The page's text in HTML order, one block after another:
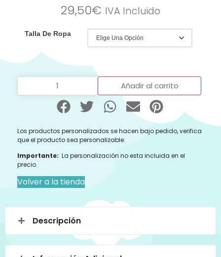
29,50€ IVA Incluido
Talla De Ropa
Añadir al carrito
Los productos personalizados se hacen bajo pedido, verifica
que el producto sea personalizable:
Importante: La personalización no esta incluida en el
precio.
Volver a la tienda
Descripción